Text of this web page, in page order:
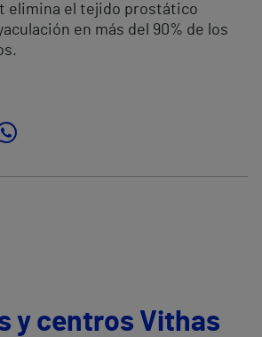
elimina el tejido prostático
en más del 90% de los
y centros Vithas